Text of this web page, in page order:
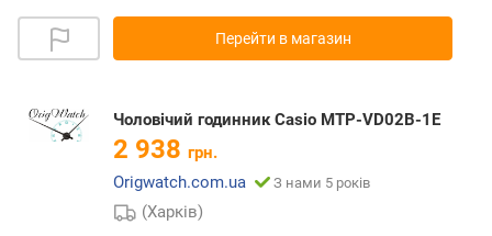
Перейти в магазин
Чоловічий годинник Casio MTP-VD02B-1E
2 938 грн.
Origwatch.com.ua
З нами 5 років
(Харків)